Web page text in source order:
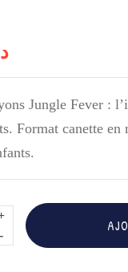
Jungle Fever :
Format canette en